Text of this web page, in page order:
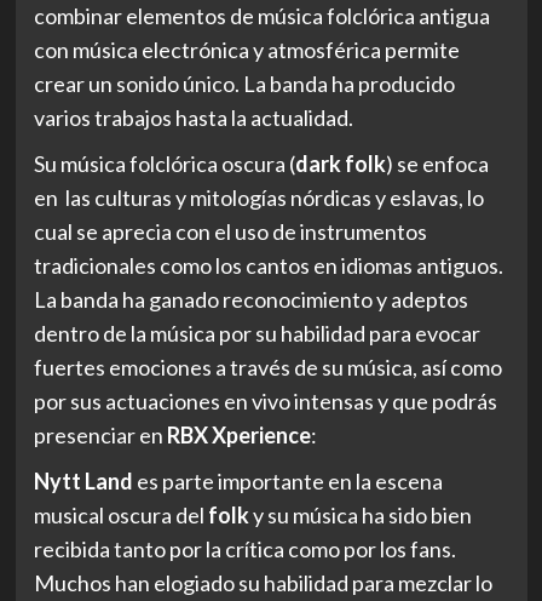
combinar elementos de música folclórica antigua
con música electrónica y atmosférica permite
crear un sonido único. La banda ha producido
varios trabajos hasta la actualidad.
Su música folclórica oscura (dark folk) se enfoca
en las culturas y mitologías nórdicas y eslavas, lo
cual se aprecia con el uso de instrumentos
tradicionales como los cantos en idiomas antiguos.
La banda ha ganado reconocimiento y adeptos
dentro de la música por su habilidad para evocar
fuertes emociones a través de su música, así como
por sus actuaciones en vivo intensas y que podrás
presenciar en RBX Xperience:
Nytt Land es parte importante en la escena
musical oscura del folky su música ha sido bien
recibida tanto por la crítica como por los fans.
Muchos han elogiado su habilidad para mezclar lo